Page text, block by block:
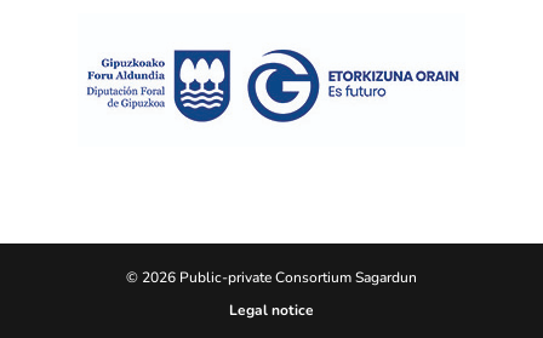
© 2026 Public-private Consortium Sagardun
Legal notice